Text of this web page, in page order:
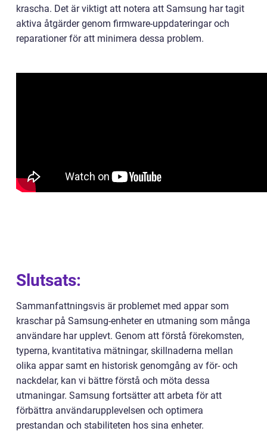
krascha. Det är viktigt att notera att Samsung har tagit
aktiva åtgärder genom firmware-uppdateringar och
reparationer för att minimera dessa problem.
Slutsats:
Sammanfattningsvis är problemet med appar som
kraschar på Samsung-enheter en utmaning som många
användare har upplevt. Genom att förstå förekomsten,
typerna, kvantitativa mätningar, skillnaderna mellan
olika appar samt en historisk genomgång av för- och
nackdelar, kan vi bättre förstå och möta dessa
utmaningar. Samsung fortsätter att arbeta för att
förbättra användarupplevelsen och optimera
prestandan och stabiliteten hos sina enheter.